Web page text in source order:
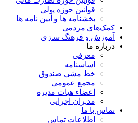
قوانین حوزه پولی
بخشنامه ها و آیین نامه ها
کمک‌های مردمی
آموزش و فرهنگ سازی
درباره ما
معرفی
اساسنامه
خط مشی صندوق
مجمع عمومی
اعضاء هیات مدیره
مدیران اجرایی
تماس با ما
اطلاعات تماس